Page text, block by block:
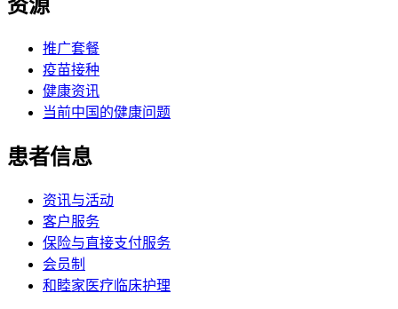
资源
推广套餐
疫苗接种
健康资讯
当前中国的健康问题
患者信息
资讯与活动
客户服务
保险与直接支付服务
会员制
和睦家医疗临床护理